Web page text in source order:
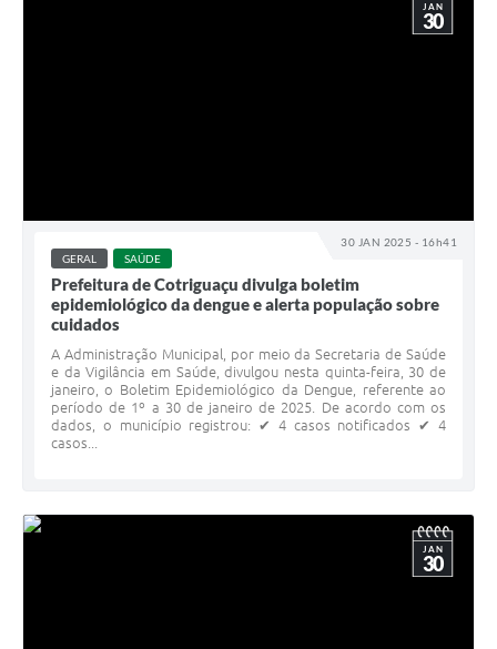
30 JAN 2025 - 16h41
JAN
30
GERAL SAÚDE
Prefeitura de Cotriguaçu divulga boletim
epidemiológico da dengue e alerta população sobre
cuidados
A Administração Municipal, por meio da Secretaria de Saúde
e da Vigilância em Saúde, divulgou nesta quinta-feira, 30 de
janeiro, o Boletim Epidemiológico da Dengue, referente ao
período de 1º a 30 de janeiro de 2025. De acordo com os
dados, o município registrou: ✔ 4 casos notificados ✔ 4
casos...
JAN
30